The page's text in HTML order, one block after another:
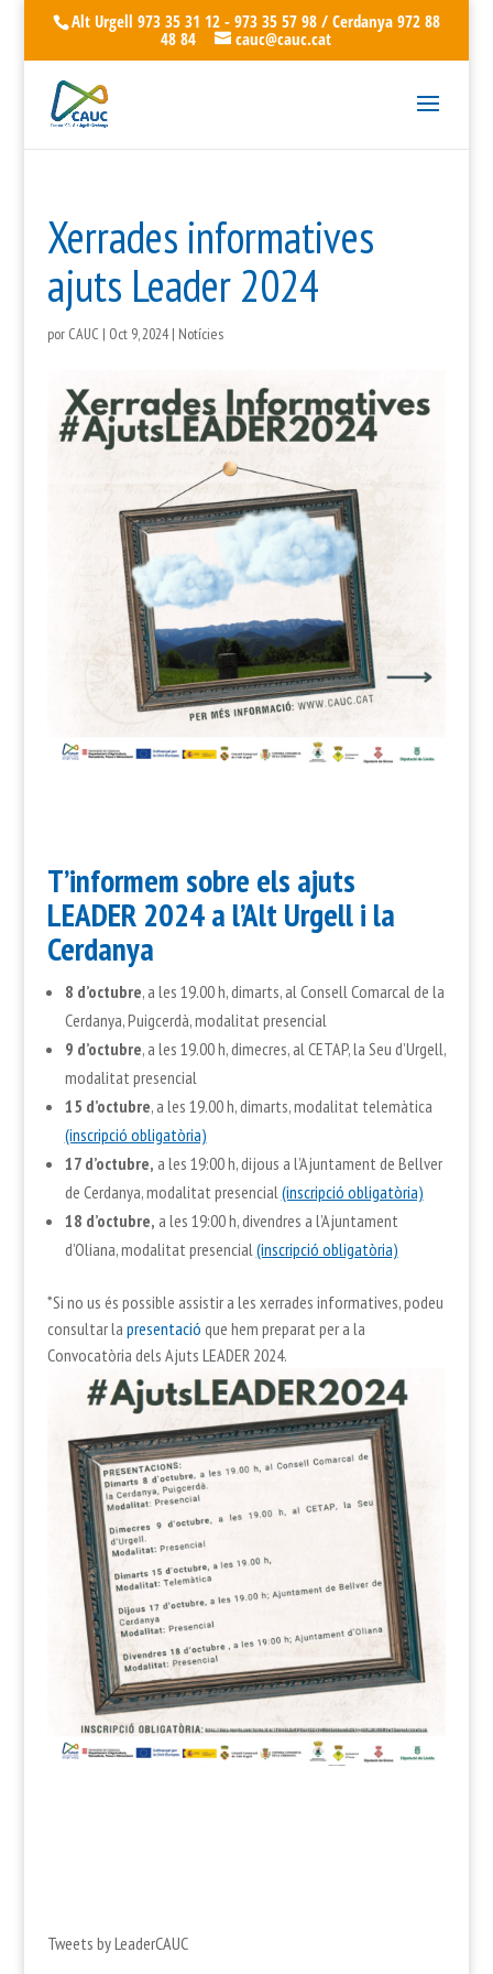
Alt Urgell 973 35 31 12 - 973 35 57 98 / Cerdanya 972 88
48 84
cauc@cauc.cat
Xerrades informatives
ajuts Leader 2024
por CAUC | Oct 9, 2024| Notícies
T’informem sobre els ajuts
LEADER 2024 a l’Alt Urgell i la
Cerdanya
8 d’octubre, a les 19.00 h, dimarts, al Consell Comarcal de la
Cerdanya, Puigcerdà, modalitat presencial
9 d’octubre, a les 19.00 h, dimecres, al CETAP, la Seu d’Urgell,
modalitat presencial
15 d’octubre, a les 19.00 h, dimarts, modalitat telemàtica
(inscripció obligatòria)
17 d’octubre, a les 19:00 h, dijous a l’Ajuntament de Bellver
de Cerdanya, modalitat presencial(inscripció obligatòria)
18 d’octubre, a les 19:00 h, divendres a l’Ajuntament
d’Oliana, modalitat presencial(inscripció obligatòria)
*Si no us és possible assistir a les xerrades informatives, podeu
consultar la presentació que hem preparat per a la
Convocatòria dels Ajuts LEADER 2024.
Tweets by LeaderCAUC